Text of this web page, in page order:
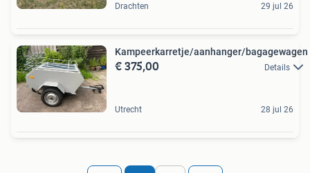
Drachten 29 jul 26
Kampeerkarretje/aanhanger/bagagewagen
€ 375,00 Details
Utrecht 28 jul 26